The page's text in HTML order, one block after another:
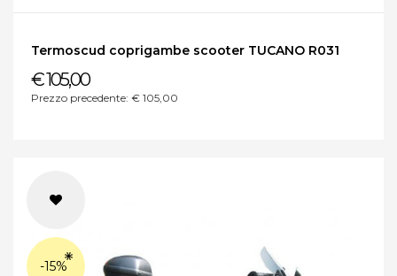
Termoscud coprigambe scooter TUCANO R031
€ 105,00
Prezzo precedente: € 105,00
-15%